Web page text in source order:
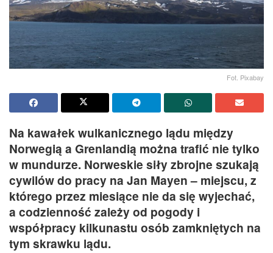
Fot. Pixabay
Na kawałek wulkanicznego lądu między
Norwegią a Grenlandią można trafić nie tylko
w mundurze. Norweskie siły zbrojne szukają
cywilów do pracy na Jan Mayen – miejscu, z
którego przez miesiące nie da się wyjechać,
a codzienność zależy od pogody i
współpracy kilkunastu osób zamkniętych na
tym skrawku lądu.